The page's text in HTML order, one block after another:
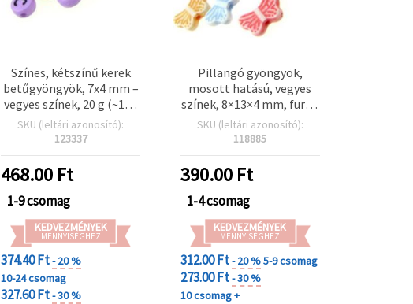
Színes, kétszínű kerek
betűgyöngyök, 7x4 mm –
vegyes színek, 20 g (~152
db) – DIY
ékszerkészítéshez és
SKU (leltári azonosító):
123337
468.00 Ft
1-9 csomag
KEDVEZMÉNYEK
MENNYISÉGHEZ
374.40 Ft- 20 %
10-24 csomag
327.60 Ft- 30 %
Pillangó gyöngyök,
mosott hatású, vegyes
színek, 8×13×4 mm, furat:
1 mm, 50 g (~160 db)
SKU (leltári azonosító):
118885
390.00Ft
1-4 csomag
KEDVEZMÉNYEK
MENNYISÉGHEZ
312.00 Ft- 20 %5-9 csomag
273.00 Ft- 30 %
10 csomag +